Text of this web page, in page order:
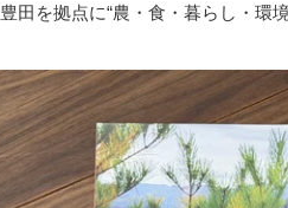
豊田を拠点に“農・食・暮らし・環